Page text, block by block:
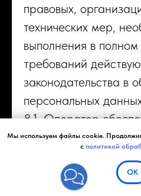
правовых,
технических мер,
выполнения в
требований
законодательства в
персональных
8.1. Оператор
сохранность
принимает все
исключающие
данным
Мы используем файлы cookie.
с политикой
ОК